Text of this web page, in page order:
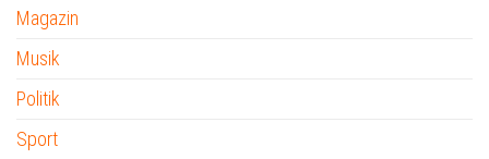
Magazin
Musik
Politik
Sport